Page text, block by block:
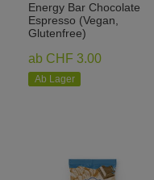
Energy Bar Chocolate
Espresso (Vegan,
Glutenfree)
ab CHF 3.00
Ab Lager